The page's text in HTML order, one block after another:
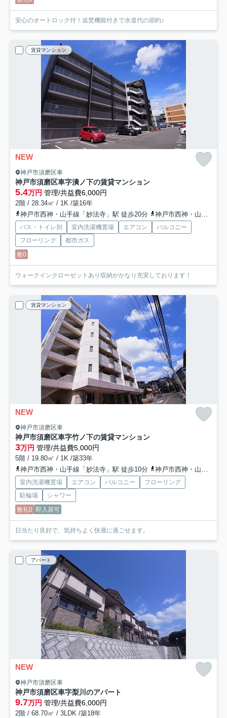
安心のオートロック付！追焚機能付きで水道代の節約♪
賃貸マンション
NEW
神戸市須磨区車
神戸市須磨区車字潰ノ下の賃貸マンション
5.4万円 管理/共益費6,000円
2階 / 28.34㎡ / 1K /築16年
神戸市西神・山手線「妙法寺」駅 徒歩20分
神戸市西神・山手線「名谷」駅 徒歩37分
バス・トイレ別 室内洗濯機置場 エアコン
バルコニー
フローリング
都市ガス
敷0
ウォークインクローゼットあり収納がかなり充実しております！
賃貸マンション
NEW
神戸市須磨区車
神戸市須磨区車字竹ノ下の賃貸マンション
3万円 管理/共益費5,000円
5階 / 19.80㎡ / 1K /築33年
神戸市西神・山手線「妙法寺」駅 徒歩10分
神戸市西神・山手線「名谷」駅 徒歩28分
室内洗濯機置場 エアコン バルコニー
フローリング
駐輪場
シャワー
敷礼0 即入居可
日当たり良好で、気持ちよく快適に過ごせます。
アパート
NEW
神戸市須磨区車
神戸市須磨区車字梨川のアパート
9.7万円 管理/共益費6,000円
2階 / 68.70㎡ / 3LDK /築18年